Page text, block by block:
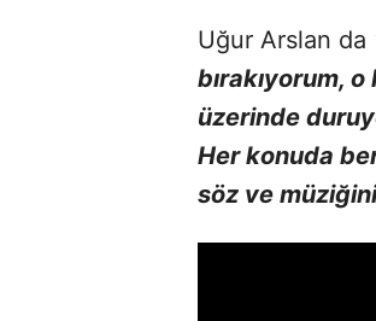
Uğur Arslan da
bırakıyorum,
üzerinde
Her konuda
söz ve